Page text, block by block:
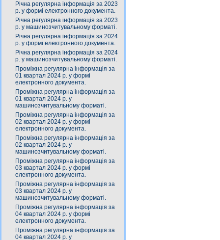
Річна регулярна інформація за 2023
р. у формі електронного документа.
Річна регулярна інформація за 2023
р. у машинозчитувальному форматі.
Річна регулярна інформація за 2024
р. у формі електронного документа.
Річна регулярна інформація за 2024
р. у машинозчитувальному форматі.
Проміжна регулярна інформація за
01 квартал 2024 р. у формі
електронного документа.
Проміжна регулярна інформація за
01 квартал 2024 р. у
машинозчитувальному форматі.
Проміжна регулярна інформація за
02 квартал 2024 р. у формі
електронного документа.
Проміжна регулярна інформація за
02 квартал 2024 р. у
машинозчитувальному форматі.
Проміжна регулярна інформація за
03 квартал 2024 р. у формі
електронного документа.
Проміжна регулярна інформація за
03 квартал 2024 р. у
машинозчитувальному форматі.
Проміжна регулярна інформація за
04 квартал 2024 р. у формі
електронного документа.
Проміжна регулярна інформація за
04 квартал 2024 р. у